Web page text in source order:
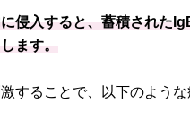
侵入すると、蓄積された
ます。
することで、以下のような